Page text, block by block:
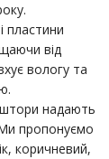
пластини
від
вологу та
надають
пропонуємо
коричневий,